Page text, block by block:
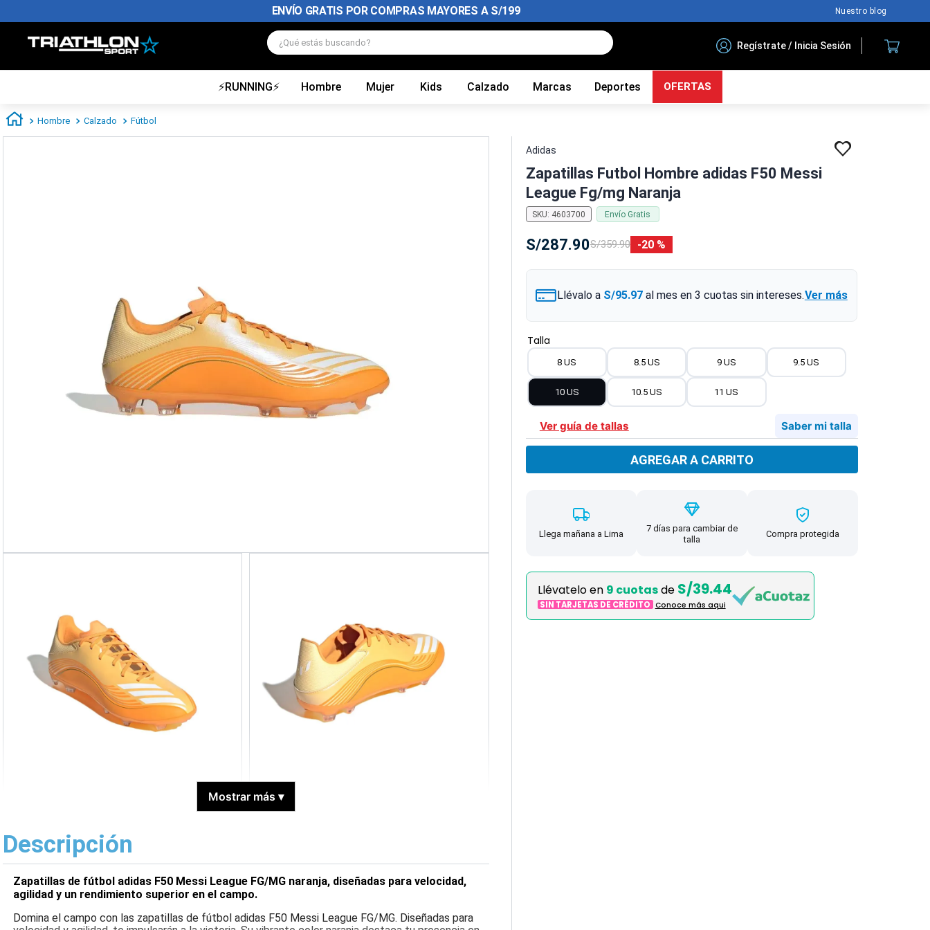
ENVÍO GRATIS POR COMPRAS MAYORES A S/199 Nuestro blog
¿Qué estás buscando?
Regístrate / Inicia Sesión
⚡RUNNING⚡ Hombre Mujer Kids Calzado Marcas Deportes OFERTAS
Hombre Calzado Fútbol
Mostrar más ▾
Descripción
Zapatillas de fútbol adidas F50 Messi League FG/MG naranja, diseñadas para velocidad,
agilidad y un rendimiento superior en el campo.
Domina el campo con las zapatillas de fútbol adidas F50 Messi League FG/MG. Diseñadas para
Adidas
Zapatillas Futbol Hombre adidas F50 Messi
League Fg/mg Naranja
SKU: 4603700 Envío Gratis
S/287.90S/359.90 20 %
Llévalo a S/95.97al mes en 3 cuotas sin intereses.Ver más
Talla
8 US 8.5 US 9 US 9.5 US
10 US 10.5 US 11 US
Ver guía de tallas Saber mi talla
AGREGAR A CARRITO
Llega mañana a Lima
7 días para cambiar de
talla
Compra protegida
Llévatelo en 9 cuotasde S/39.44
SIN TARJETAS DE CRÉDITO Conoce más aqui
TÉRMINOS MÁS BUSCADOS
2.
zapatillas nike